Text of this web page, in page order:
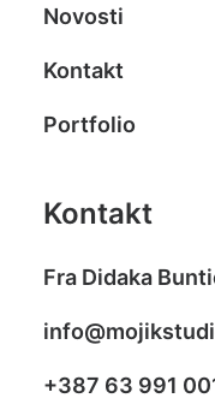
Novosti
Kontakt
Portfolio
Kontakt
Fra Didaka
+387 63 991